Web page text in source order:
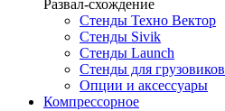
Развал-схождение
Стенды Техно Вектор
Стенды Sivik
Стенды Launch
Стенды для грузовиков
Опции и аксессуары
Компрессорное